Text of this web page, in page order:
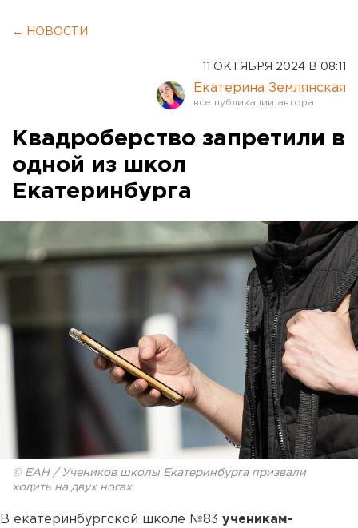
← НОВОСТИ
11 ОКТЯБРЯ 2024 В 08:11
Екатерина Землянская
Квадроберство запретили в
одной из школ
Екатеринбурга
© ЕАН / Учеников школы Екатеринбурга призвали
ходить на двух ногах
В екатеринбургской школе №83 ученикам-